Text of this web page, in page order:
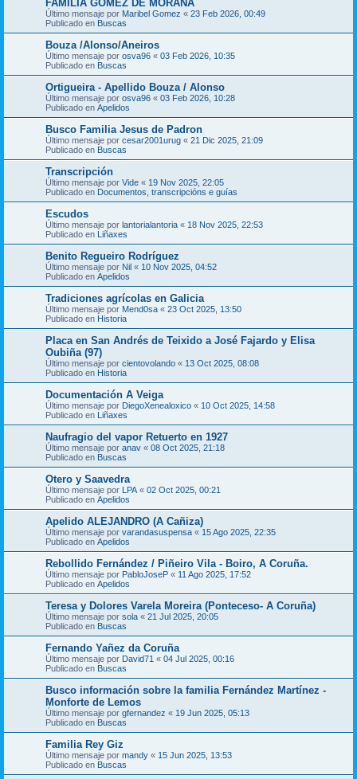
FAMILIA GOMEZ DE MORAÑA
Último mensaje por Maribel Gomez « 23 Feb 2026, 00:49
Publicado en Buscas
Bouza /Alonso/Aneiros
Último mensaje por osva96 « 03 Feb 2026, 10:35
Publicado en Buscas
Ortigueira - Apellido Bouza / Alonso
Último mensaje por osva96 « 03 Feb 2026, 10:28
Publicado en Apelidos
Busco Familia Jesus de Padron
Último mensaje por cesar2001urug « 21 Dic 2025, 21:09
Publicado en Buscas
Transcripción
Último mensaje por Vide « 19 Nov 2025, 22:05
Publicado en Documentos, transcripcións e guías
Escudos
Último mensaje por lantorialantoria « 18 Nov 2025, 22:53
Publicado en Liñaxes
Benito Regueiro Rodríguez
Último mensaje por Nil « 10 Nov 2025, 04:52
Publicado en Apelidos
Tradiciones agrícolas en Galicia
Último mensaje por Mend0sa « 23 Oct 2025, 13:50
Publicado en Historia
Placa en San Andrés de Teixido a José Fajardo y Elisa
Oubiña (97)
Último mensaje por cientovolando « 13 Oct 2025, 08:08
Publicado en Historia
Documentación A Veiga
Último mensaje por DiegoXenealoxico « 10 Oct 2025, 14:58
Publicado en Liñaxes
Naufragio del vapor Retuerto en 1927
Último mensaje por anav « 08 Oct 2025, 21:18
Publicado en Buscas
Otero y Saavedra
Último mensaje por LPA « 02 Oct 2025, 00:21
Publicado en Apelidos
Apelido ALEJANDRO (A Cañiza)
Último mensaje por varandasuspensa « 15 Ago 2025, 22:35
Publicado en Apelidos
Rebollido Fernández / Piñeiro Vila - Boiro, A Coruña.
Último mensaje por PabloJoseP « 11 Ago 2025, 17:52
Publicado en Apelidos
Teresa y Dolores Varela Moreira (Ponteceso- A Coruña)
Último mensaje por sola « 21 Jul 2025, 20:05
Publicado en Buscas
Fernando Yañez da Coruña
Último mensaje por David71 « 04 Jul 2025, 00:16
Publicado en Buscas
Busco información sobre la familia Fernández Martínez -
Monforte de Lemos
Último mensaje por gfernandez « 19 Jun 2025, 05:13
Publicado en Buscas
Familia Rey Giz
Último mensaje por mandy « 15 Jun 2025, 13:53
Publicado en Buscas